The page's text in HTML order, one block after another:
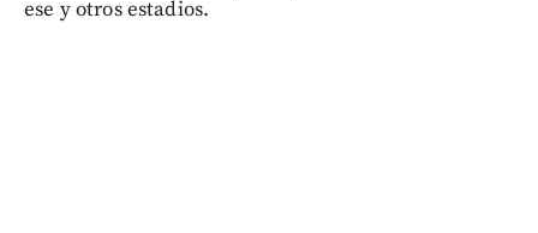
ese y otros estadios.